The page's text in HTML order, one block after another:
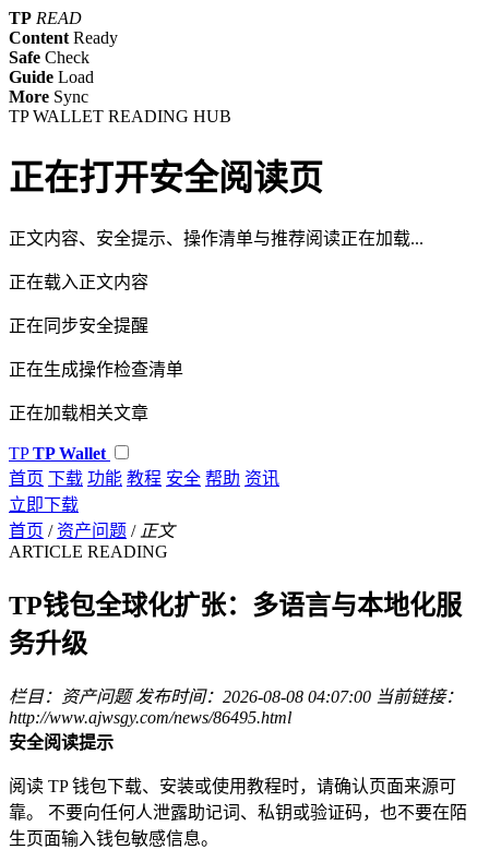
TP READ
Content Ready
Safe Check
Guide Load
More Sync
TP WALLET READING HUB
正在打开安全阅读页
正文内容、安全提示、操作清单与推荐阅读正在加载...
正在载入正文内容
正在同步安全提醒
正在生成操作检查清单
正在加载相关文章
TP TP Wallet
首页 下载 功能 教程 安全 帮助 资讯
立即下载
首页 / 资产问题 / 正文
ARTICLE READING
TP钱包全球化扩张：多语言与本地化服
务升级
栏目：资产问题 发布时间：2026-08-08 04:07:00 当前链接：
http://www.ajwsgy.com/news/86495.html
安全阅读提示
阅读 TP 钱包下载、安装或使用教程时，请确认页面来源可
靠。 不要向任何人泄露助记词、私钥或验证码，也不要在陌
生页面输入钱包敏感信息。